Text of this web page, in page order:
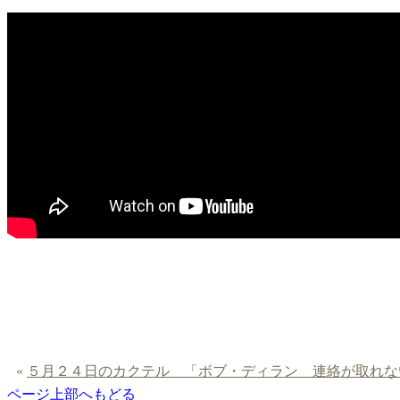
« ５月２４日のカクテル 「ボブ・ディラン 連絡が取れな
ページ上部へもどる